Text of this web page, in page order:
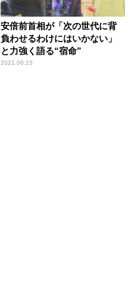
安倍前首相が「次の世代に背
負わせるわけにはいかない」
と力強く語る“宿命”
2021.06.15